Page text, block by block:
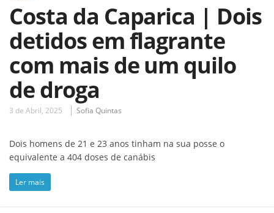
Costa da Caparica | Dois
detidos em flagrante
com mais de um quilo
de droga
3 de Abril, 2025 Sofia Quintas
Dois homens de 21 e 23 anos tinham na sua posse o
equivalente a 404 doses de canábis
Ler mais